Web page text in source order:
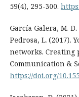
59(4), 295-300.
García Galera, M.
Pedrosa, L. (2017).
networks.
Communication &
https://doi.org/